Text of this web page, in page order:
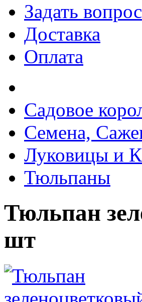
Задать вопрос
Доставка
Оплата
Садовое
Семена,
Луковицы и
Тюльпаны
Тюльпан
шт